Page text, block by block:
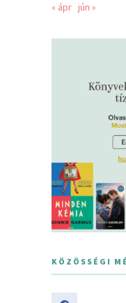
« ápr jún »
KÖZÖSSÉGI